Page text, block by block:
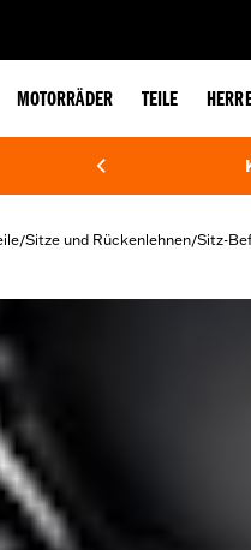
MOTORRÄDER TEILE
/Sitze und Rückenlehnen/Sitz-